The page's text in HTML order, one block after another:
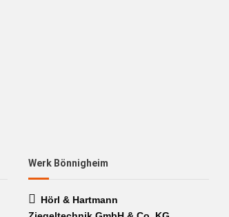
Werk Bönnigheim
Hörl & Hartmann